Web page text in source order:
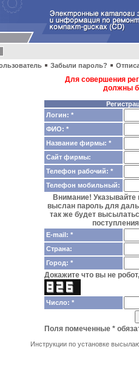
Забыли пароль?
Для совершения
должны
Логин: *
ФИО: *
Название фирмы: *
Сайт фирмы:
Телефон рабочий: *
Телефон мобильный:
Внимание! Указывайте
выслан пароль для
так же будет
E-mail: *
Страна:
Город: *
Докажите что вы не
Число: *
Поля помеченные *
Инструкции по установке